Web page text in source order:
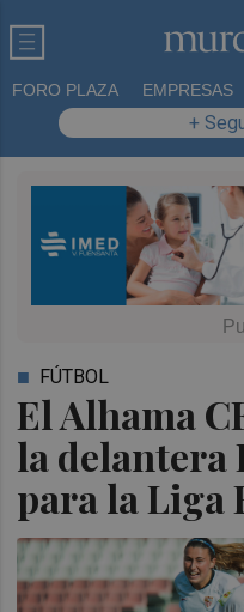
FORO PLAZA EMPRESAS
+
El Alhama
la delantera
para la Liga
FÚTBOL